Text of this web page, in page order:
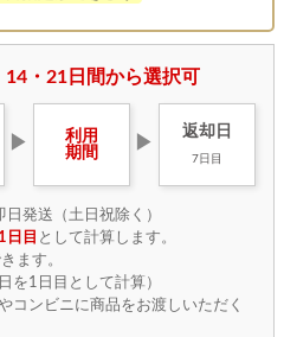
・21日間から選択可
▶
利用
期間
▶
返却日
7日目
発送（土日祝除く）
日目 として計算します。
ます。
を1日目として計算）
コンビニに商品をお渡しいただく